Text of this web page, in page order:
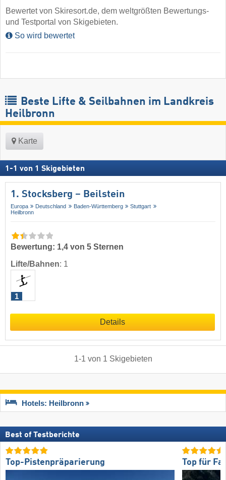
Bewertet von Skiresort.de, dem weltgrößten Bewertungs-
und Testportal von Skigebieten.
So wird bewertet
Beste Lifte & Seilbahnen im Landkreis
Heilbronn
Karte
1 -1 von 1 Skigebieten
1. Stocksberg – Beilstein
Europa Deutschland Baden-Württemberg
Stuttgart
Heilbronn
Bewertung: 1,4 von 5 Sternen
Lifte/Bahnen: 1
1
Details
1-1 von 1 Skigebieten
Hotels: Heilbronn
Best of Testberichte
Top-Pistenpräparierung Top für